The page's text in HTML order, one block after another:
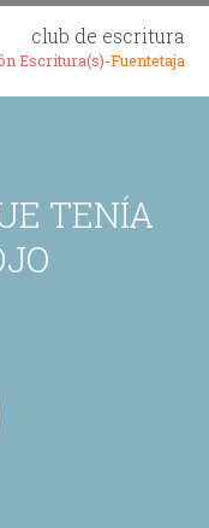
club de escritura
Escritura(s)-Fuentetaja
TENÍA